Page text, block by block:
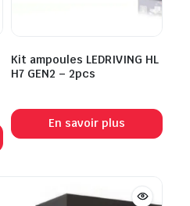
Kit ampoules LEDRIVING HL
H7 GEN2 – 2pcs
En savoir plus